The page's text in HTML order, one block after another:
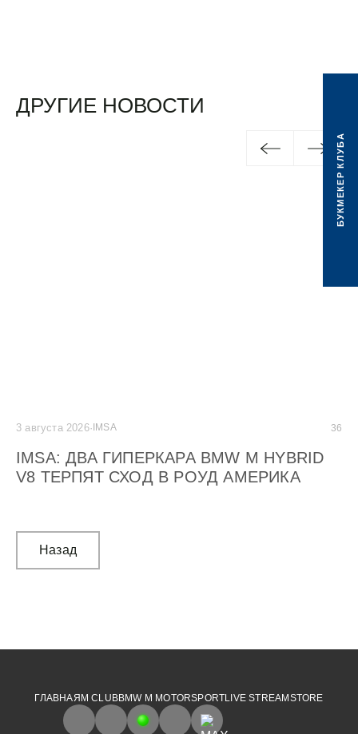
БУКМЕКЕР КЛУБА
ДРУГИЕ НОВОСТИ
3 августа 2026· IMSA 36
IMSA: ДВА ГИПЕРКАРА BMW M HYBRID
V8 ТЕРПЯТ СХОД В РОУД АМЕРИКА
Назад
ГЛАВНАЯM CLUBBMW M MOTORSPORTLIVE STREAMSTORE